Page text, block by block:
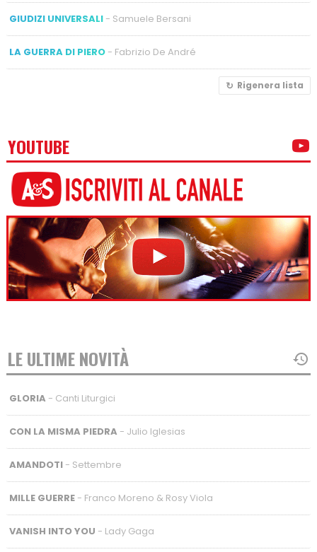
GIUDIZI UNIVERSALI- Samuele Bersani
LA GUERRA DI PIERO- Fabrizio De André
Rigenera lista
YOUTUBE
LE ULTIME NOVITÀ
GLORIA - Canti Liturgici
CON LA MISMA PIEDRA - Julio Iglesias
AMANDOTI- Settembre
MILLE GUERRE- Franco Moreno & Rosy Viola
VANISH INTO YOU - Lady Gaga